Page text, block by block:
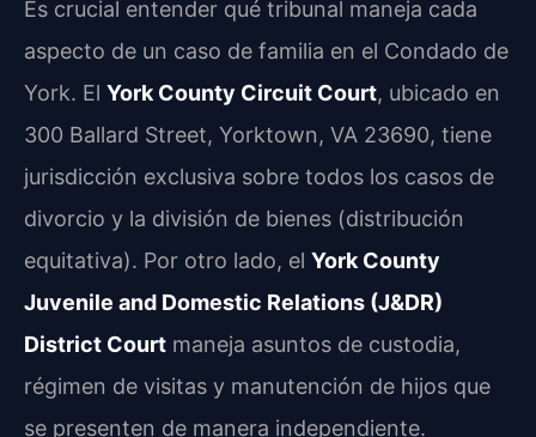
Es crucial entender qué tribunal maneja cada
aspecto de un caso de familia en el Condado de
York. El York County Circuit Court, ubicado en
300 Ballard Street, Yorktown, VA 23690, tiene
jurisdicción exclusiva sobre todos los casos de
divorcio y la división de bienes (distribución
equitativa). Por otro lado, el York County
Juvenile and Domestic Relations (J&DR)
District Court maneja asuntos de custodia,
régimen de visitas y manutención de hijos que
se presenten de manera independiente.